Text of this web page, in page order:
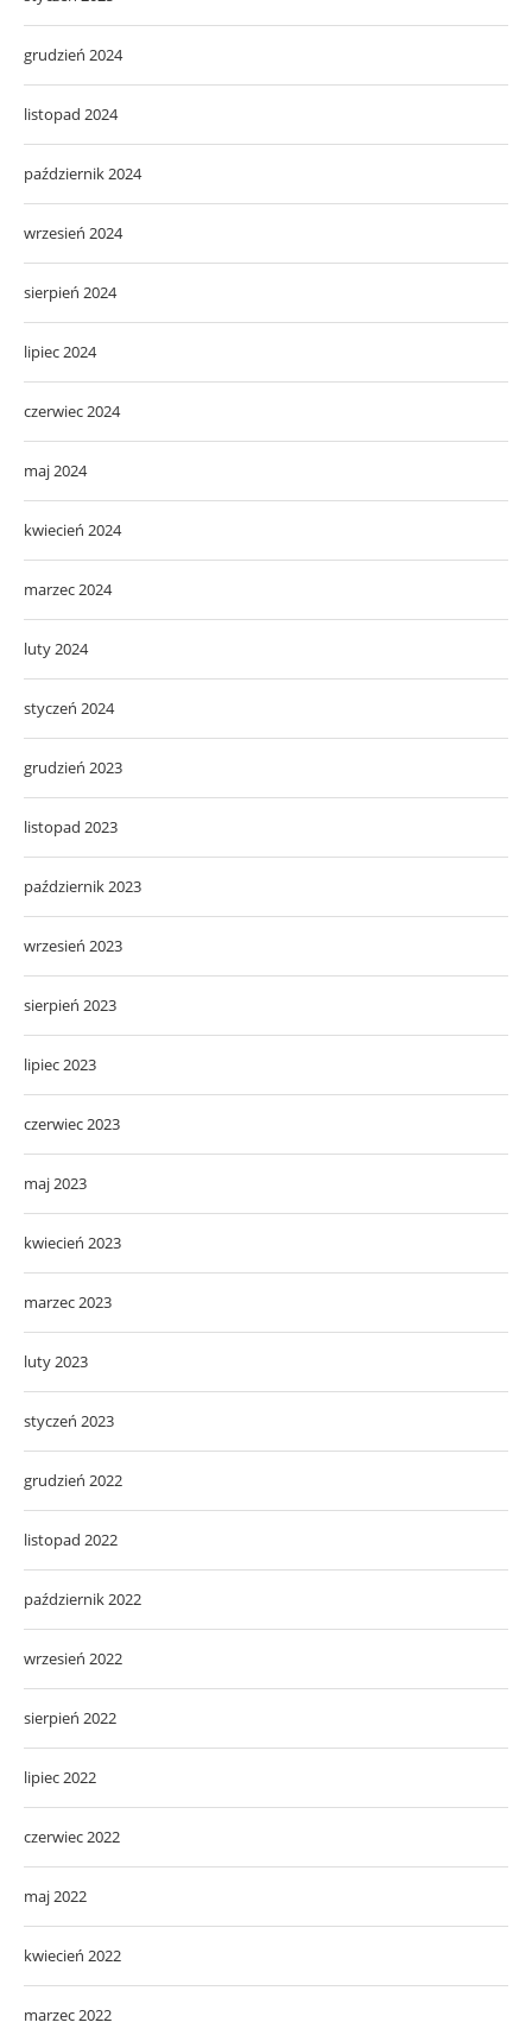
grudzień 2024
listopad 2024
październik 2024
wrzesień 2024
sierpień 2024
lipiec 2024
czerwiec 2024
maj 2024
kwiecień 2024
marzec 2024
luty 2024
styczeń 2024
grudzień 2023
listopad 2023
październik 2023
wrzesień 2023
sierpień 2023
lipiec 2023
czerwiec 2023
maj 2023
kwiecień 2023
marzec 2023
luty 2023
styczeń 2023
grudzień 2022
listopad 2022
październik 2022
wrzesień 2022
sierpień 2022
lipiec 2022
czerwiec 2022
maj 2022
kwiecień 2022
marzec 2022